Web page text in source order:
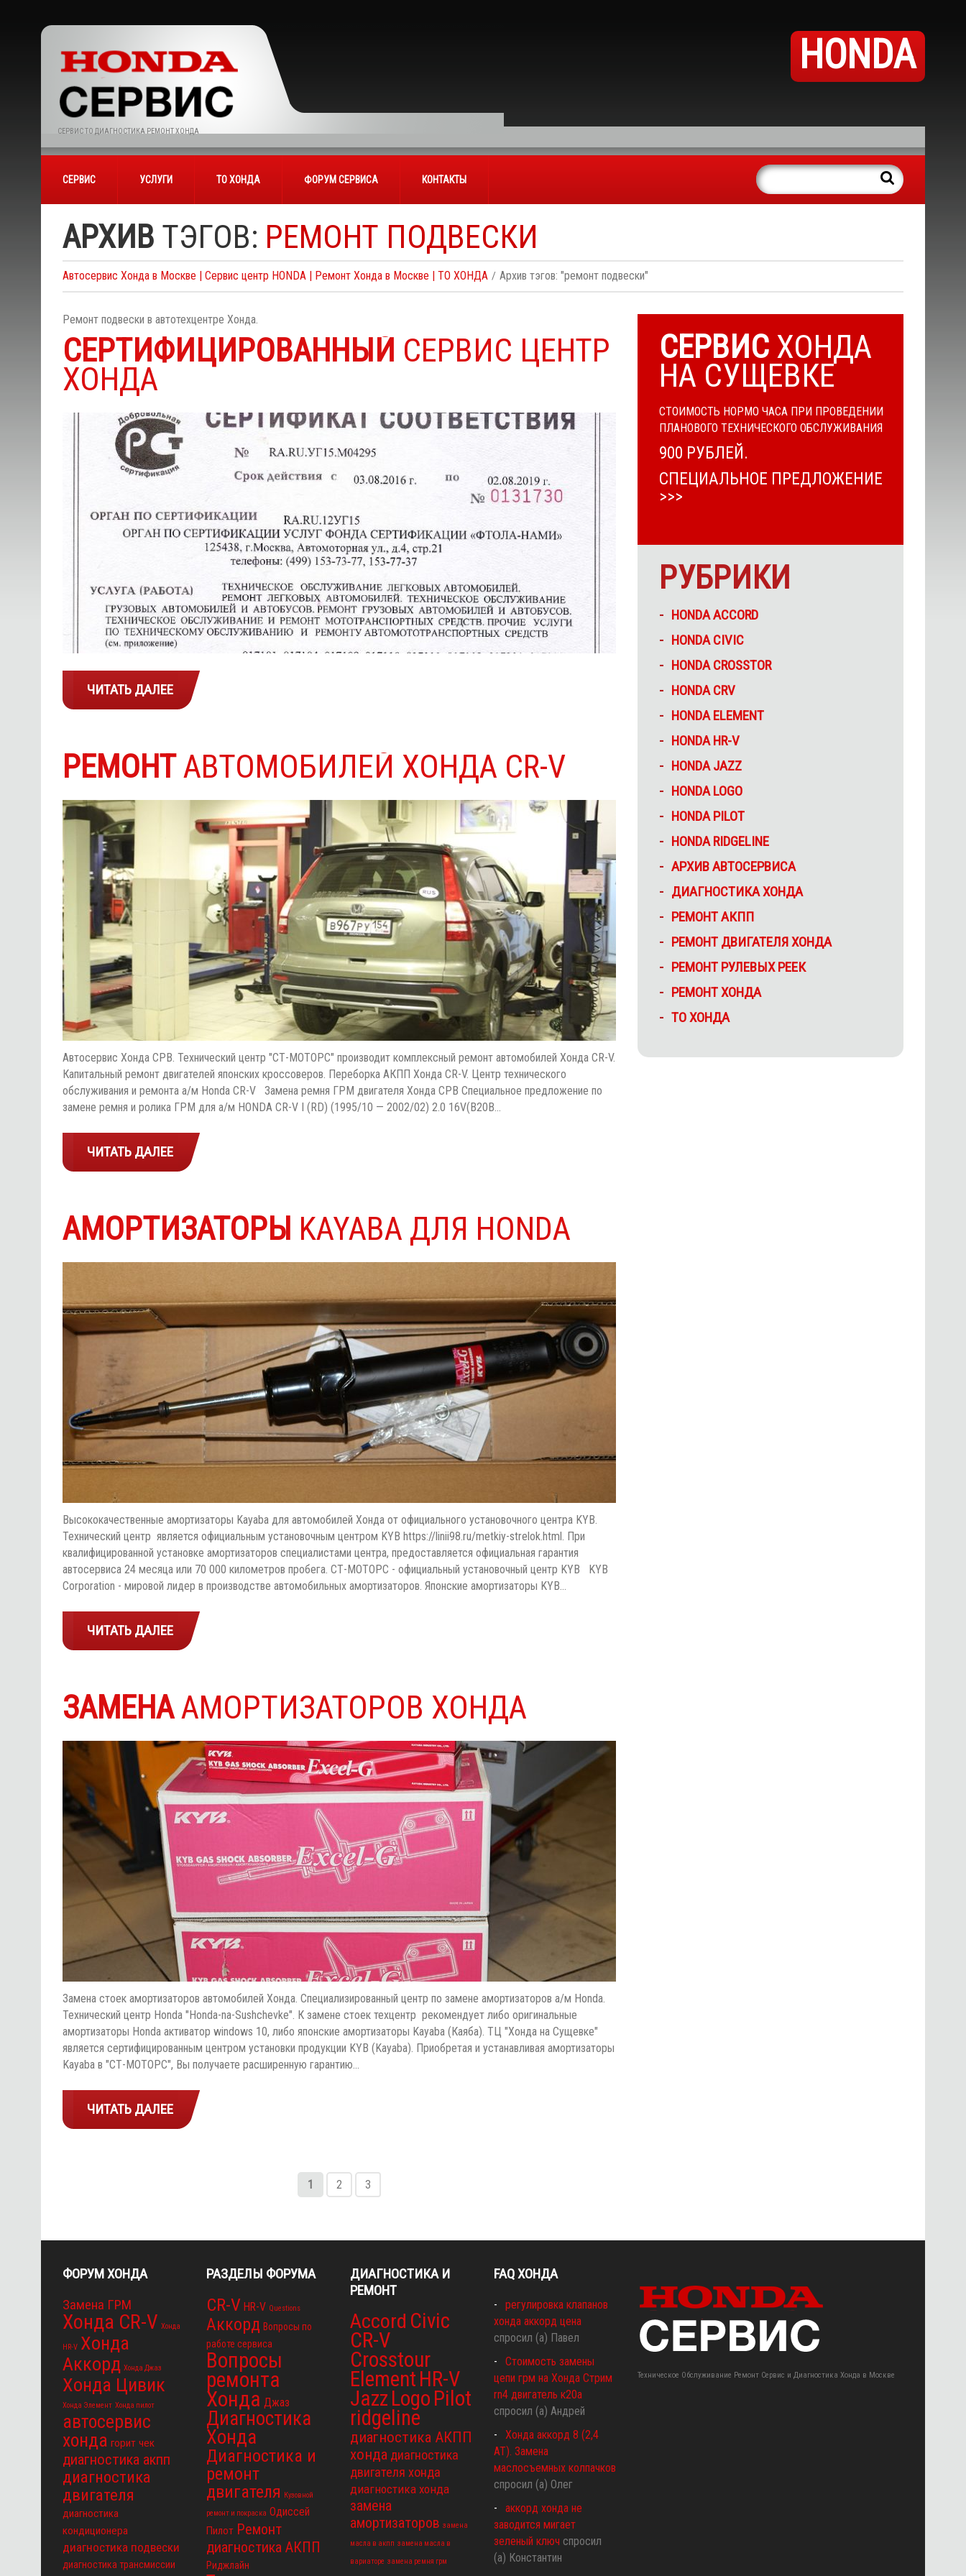
СЕРВИС ТО ДИАГНОСТИКА РЕМОНТ ХОНДА
HONDA
СЕРВИС УСЛУГИ ТО ХОНДА ФОРУМ СЕРВИСА КОНТАКТЫ
АРХИВ ТЭГОВ: РЕМОНТ ПОДВЕСКИ
Автосервис Хонда в Москве | Сервис центр HONDA | Ремонт Хонда в Москве | ТО ХОНДА Архив тэгов: "ремонт подвески"
Ремонт подвески в автотехцентре Хонда.
СЕРТИФИЦИРОВАННЫЙ СЕРВИС ЦЕНТР
ХОНДА
ЧИТАТЬ ДАЛЕЕ
РЕМОНТАВТОМОБИЛЕЙ ХОНДА CR-V
Автосервис Хонда СРВ. Технический центр "СТ-МОТОРС" производит комплексный ремонт автомобилей Хонда CR-V.
Капитальный ремонт двигателей японских кроссоверов. Переборка АКПП Хонда CR-V. Центр технического
обслуживания и ремонта а/м Honda CR-V Замена ремня ГРМ двигателя Хонда СРВ Специальное предложение по
замене ремня и ролика ГРМ для а/м HONDA CR-V I (RD) (1995/10 — 2002/02) 2.0 16V(B20B…
ЧИТАТЬ ДАЛЕЕ
АМОРТИЗАТОРЫ KAYABA ДЛЯ HONDA
Высококачественные амортизаторы Kayaba для автомобилей Хонда от официального установочного центра KYB.
Технический центр является официальным установочным центром KYB https://linii98.ru/metkiy-strelok.html. При
квалифицированной установке амортизаторов специалистами центра, предоставляется официальная гарантия
автосервиса 24 месяца или 70 000 километров пробега. СТ-МОТОРС - официальный установочный центр KYB KYB
Corporation - мировой лидер в производстве автомобильных амортизаторов. Японские амортизаторы KYB…
ЧИТАТЬ ДАЛЕЕ
ЗАМЕНААМОРТИЗАТОРОВ ХОНДА
Замена стоек амортизаторов автомобилей Хонда. Специализированный центр по замене амортизаторов а/м Honda.
Технический центр Honda "Honda-na-Sushchevke". К замене стоек техцентр рекомендует либо оригинальные
амортизаторы Honda активатор windows 10, либо японские амортизаторы Kayaba (Каяба). ТЦ "Хонда на Сущевке"
является сертифицированным центром установки продукции KYB (Kayaba). Приобретая и устанавливая амортизаторы
Kayaba в "СТ-МОТОРС", Вы получаете расширенную гарантию…
ЧИТАТЬ ДАЛЕЕ
1 2 3
СЕРВИС ХОНДА
НА СУЩЕВКЕ
СТОИМОСТЬ НОРМО ЧАСА ПРИ ПРОВЕДЕНИИ
ПЛАНОВОГО ТЕХНИЧЕСКОГО ОБСЛУЖИВАНИЯ
900 РУБЛЕЙ.
СПЕЦИАЛЬНОЕ ПРЕДЛОЖЕНИЕ
>>>
РУБРИКИ
HONDA ACCORD
HONDA CIVIC
HONDA CROSSTOR
HONDA CRV
HONDA ELEMENT
HONDA HR-V
HONDA JAZZ
HONDA LOGO
HONDA PILOT
HONDA RIDGELINE
АРХИВ АВТОСЕРВИСА
ДИАГНОСТИКА ХОНДА
РЕМОНТ АКПП
РЕМОНТ ДВИГАТЕЛЯ ХОНДА
РЕМОНТ РУЛЕВЫХ РЕЕК
РЕМОНТ ХОНДА
ТО ХОНДА
ФОРУМ ХОНДА
Замена ГРМ
Хонда CR-V Хонда
HR-V Хонда
Аккорд Хонда Джаз
Хонда Цивик
Хонда Элемент Хонда пилот
автосервис
хонда горит чек
диагностика акпп
диагностика
двигателя
диагностика
кондиционера
диагностика подвески
диагностика трансмиссии
РАЗДЕЛЫ ФОРУМА
CR-V HR-V Questions
Аккорд Вопросы по
работе сервиса
Вопросы
ремонта
Хонда Джаз
Диагностика
Хонда
Диагностика и
ремонт
двигателя Кузовной
ремонт и покраска Одиссей
Пилот Ремонт
диагностика АКПП
Риджлайн
ДИАГНОСТИКА И
РЕМОНТ
Accord Civic
CR-V
Crosstour
Element HR-V
Jazz Logo Pilot
ridgeline
диагностика АКПП
хонда диагностика
двигателя хонда
диагностика хонда
замена
амортизаторов замена
масла в акпп замена масла в
вариаторе замена ремня грм
FAQ ХОНДА
регулировка клапанов
хонда аккорд цена
спросил (а) Павел
Стоимость замены
цепи грм на Хонда Стрим
rn4 двигатель к20а
спросил (а) Андрей
Хонда аккорд 8 (2,4
АТ). Замена
маслосъемных колпачков
спросил (а) Олег
аккорд хонда не
заводится мигает
зеленый ключ спросил
(а) Константин
Техническое Обслуживание Ремонт Сервис и Диагностика Хонда в Москве